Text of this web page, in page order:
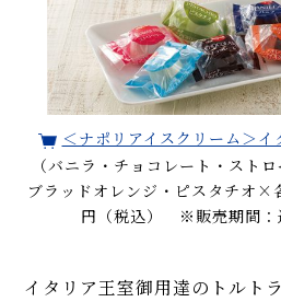
＜ナポリアイスクリーム＞
（バニラ・チョコレート・スト
ブラッドオレンジ・ピスタチオ
円（税込） ※販売期間
イタリア王室御用達のトルト